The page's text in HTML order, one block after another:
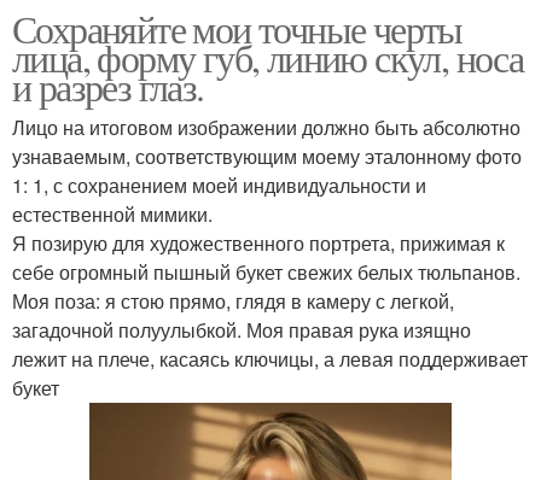
Сохраняйте мои точные черты
лица, форму губ, линию скул, носа
и разрез глаз.
Лицо на итоговом изображении должно быть абсолютно
узнаваемым, соответствующим моему эталонному фото
1: 1, с сохранением моей индивидуальности и
естественной мимики.
Я позирую для художественного портрета, прижимая к
себе огромный пышный букет свежих белых тюльпанов.
Моя поза: я стою прямо, глядя в камеру с легкой,
загадочной полуулыбкой. Моя правая рука изящно
лежит на плече, касаясь ключицы, а левая поддерживает
букет